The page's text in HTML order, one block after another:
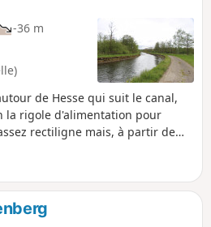
romain.
par la rive
"CV". Le
une
À
visiter la
-36 m
de Hesse qui suit le canal,
la rigole d'alimentation pour
rectiligne mais, à partir de